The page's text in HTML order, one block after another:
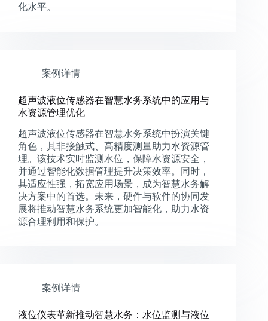
化水平。
案例详情
超声波液位传感器在智慧水务系统中的应用与
水资源管理优化
超声波液位传感器在智慧水务系统中扮演关键
角色，其非接触式、高精度测量助力水资源管
理。该技术实时监测水位，保障水资源安全，
并通过智能化数据管理提升决策效率。同时，
其适应性强，拓宽应用场景，成为智慧水务解
决方案中的首选。未来，硬件与软件的协同发
展将推动智慧水务系统更加智能化，助力水资
源合理利用和保护。
案例详情
液位仪表革新推动智慧水务：水位监测与液位